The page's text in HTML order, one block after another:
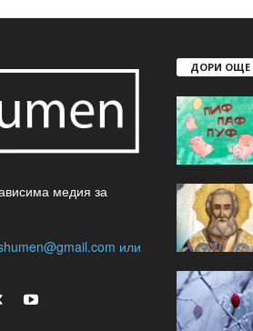
медия за
или
ДОРИ ОЩЕ